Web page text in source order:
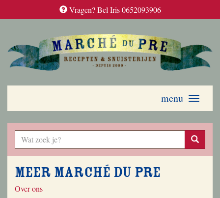
Vragen? Bel Iris 0652093906
Toggle
menu
Meer Marché du Pre
Over ons